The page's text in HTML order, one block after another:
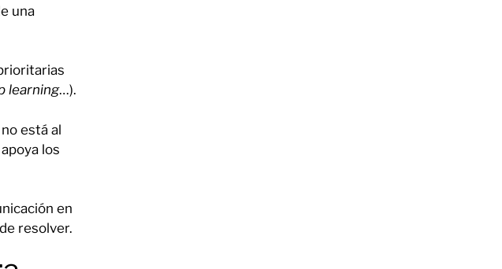
una
learning…).
está al
los
en
resolver.